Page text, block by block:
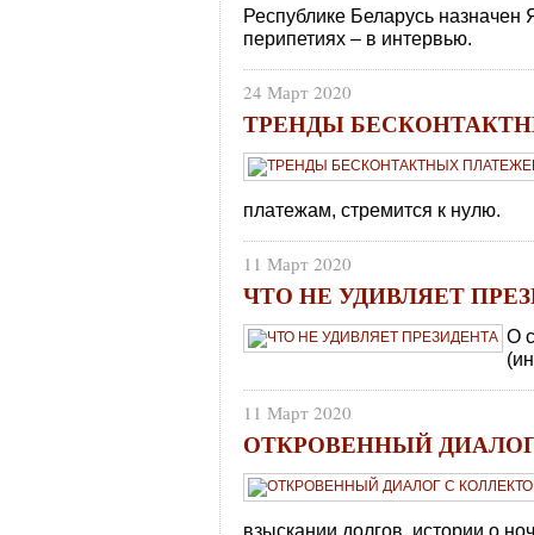
Республике Беларусь
перипетиях – в интервью.
24 Март 2020
ТРЕНДЫ
платежам, стремится к нулю.
11 Март 2020
ЧТО НЕ УДИВЛЯЕТ
О
11 Март 2020
ОТКРОВЕННЫЙ
взыскании долгов, истории о